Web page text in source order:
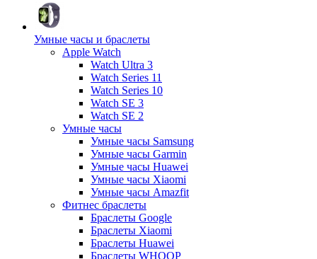
Умные часы и браслеты
Apple Watch
Watch Ultra 3
Watch Series 11
Watch Series 10
Watch SE 3
Watch SE 2
Умные часы
Умные часы Samsung
Умные часы Garmin
Умные часы Huawei
Умные часы Xiaomi
Умные часы Amazfit
Фитнес браслеты
Браслеты Google
Браслеты Xiaomi
Браслеты Huawei
Браслеты WHOOP